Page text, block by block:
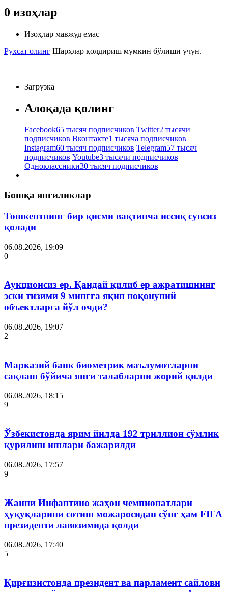
0 изоҳлар
Изоҳлар мавжуд емас
Рухсат олинг Шарҳлар қолдириш мумкин бўлиши учун.
Загрузка
Алоқада қолинг
Facebook65 тысяч подписчиков Twitter2 тысячи
подписчиков Вконтакте1 тысяча подписчиков
Instagram60 тысяч подписчиков Telegram57 тысяч
подписчиков Youtube3 тысячи подписчиков
Одноклассники30 тысяч подписчиков
Бошқа янгиликлар
Тошкентнинг бир қисми вақтинча иссиқ сувсиз
қолади
06.08.2026, 19:09
0
Аукционсиз ер. Қандай қилиб ер ажратишнинг
эски тизими 9 мингга яқин ноқонуний
объектларга йўл очди?
06.08.2026, 19:07
2
Марказий банк биометрик маълумотларни
сақлаш бўйича янги талабларни жорий қилди
06.08.2026, 18:15
9
Ўзбекистонда ярим йилда 192 триллион сўмлик
қурилиш ишлари бажарилди
06.08.2026, 17:57
9
Жанни Инфантино жаҳон чемпионатлари
ҳуқуқларини сотиш можаросидан сўнг ҳам FIFA
президенти лавозимида қолди
06.08.2026, 17:40
5
Қирғизистонда президент ва парламент сайлови